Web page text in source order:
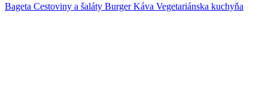
Bageta Cestoviny a šaláty BurgerKáva Vegetariánska kuchyňa